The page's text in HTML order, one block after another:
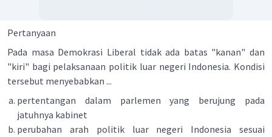
Pertanyaan
Pada masa Demokrasi Liberal tidak ada batas "kanan" dan
"kiri" bagi pelaksanaan politik luar negeri Indonesia. Kondisi
tersebut menyebabkan ...
pertentangan dalam parlemen yang berujung pada
jatuhnya kabinet
perubahan arah politik luar negeri Indonesia sesuai